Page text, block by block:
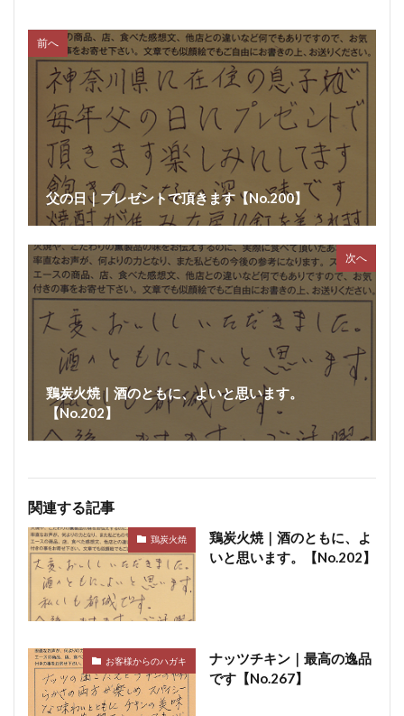
前へ
父の日｜プレゼントで頂きます【No.200】
次へ
鶏炭火焼｜酒のともに、よいと思います。
【No.202】
関連する記事
鶏炭火焼
鶏炭火焼｜酒のともに、よ
いと思います。【No.202】
お客様からのハガキ
ナッツチキン｜最高の逸品
です【No.267】